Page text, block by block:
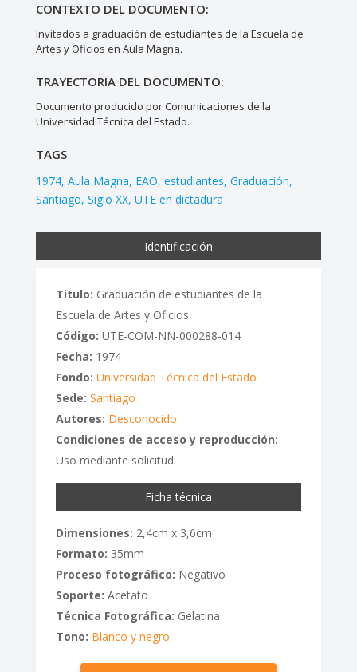
CONTEXTO DEL DOCUMENTO:
Invitados a graduación de estudiantes de la Escuela de
Artes y Oficios en Aula Magna.
TRAYECTORIA DEL DOCUMENTO:
Documento producido por Comunicaciones de la
Universidad Técnica del Estado.
TAGS
1974 Aula Magna EAO estudiantes Graduación
Santiago Siglo XX UTE en dictadura
Identificación
Titulo: Graduación de estudiantes de la
Escuela de Artes y Oficios
Código: UTE-COM-NN-000288-014
Fecha: 1974
Fondo: Universidad Técnica del Estado
Sede: Santiago
Autores: Desconocido
Condiciones de acceso y reproducción:
Uso mediante solicitud.
Ficha técnica
Dimensiones: 2,4cm x 3,6cm
Formato: 35mm
Proceso fotográfico: Negativo
Soporte: Acetato
Técnica Fotográfica: Gelatina
Tono: Blanco y negro